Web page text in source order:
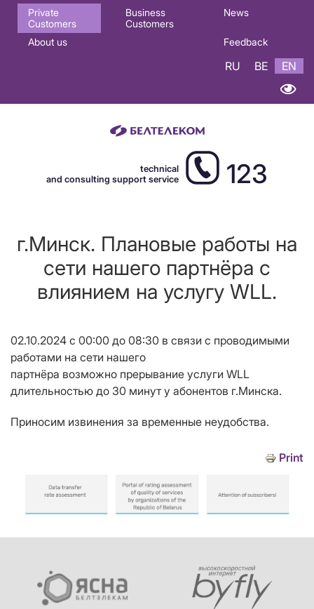
Основная
навигация
Private
Customers
Business
Customers
News
About us Feedback
RU BE EN
technical
and consulting support service
123
г.Минск. Плановые работы на
сети нашего партнёра с
влиянием на услугу WLL.
02.10.2024 с 00:00 до 08:30 в связи с проводимыми
работами на сети нашего
партнёра возможно прерывание услуги WLL
длительностью до 30 минут у абонентов г.Минска.
Приносим извинения за временные неудобства.
Print